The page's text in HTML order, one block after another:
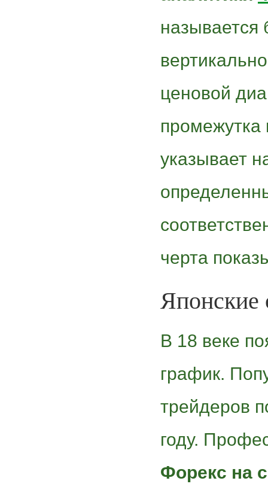
ценовой
промежутка
указывает
черта
Японские
В 18 веке
график.
трейдеров
году.
Форекс на